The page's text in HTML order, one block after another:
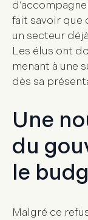
fait savoir que
un secteur
Les élus ont
menant à une
dès sa
Une
du
le
Malgré ce